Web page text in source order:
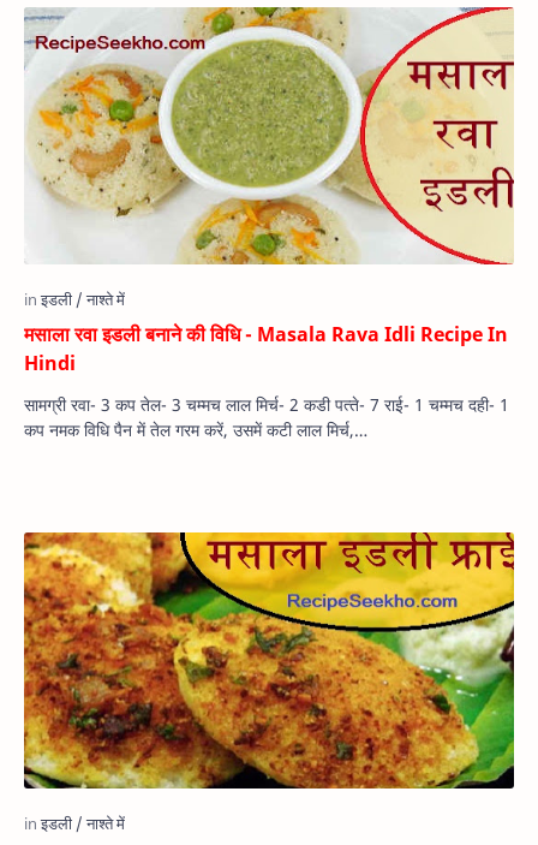
मसाला रवा इडली बनाने की विधि - Masala Rava Idli Recipe In
Hindi
सामग्री रवा- 3 कप तेल- 3 चम्‍मच लाल मिर्च- 2 कडी पत्‍ते- 7 राई- 1 चम्‍मच दही- 1
कप नमक विधि पैन में तेल गरम करें, उसमें कटी लाल मिर्च,…